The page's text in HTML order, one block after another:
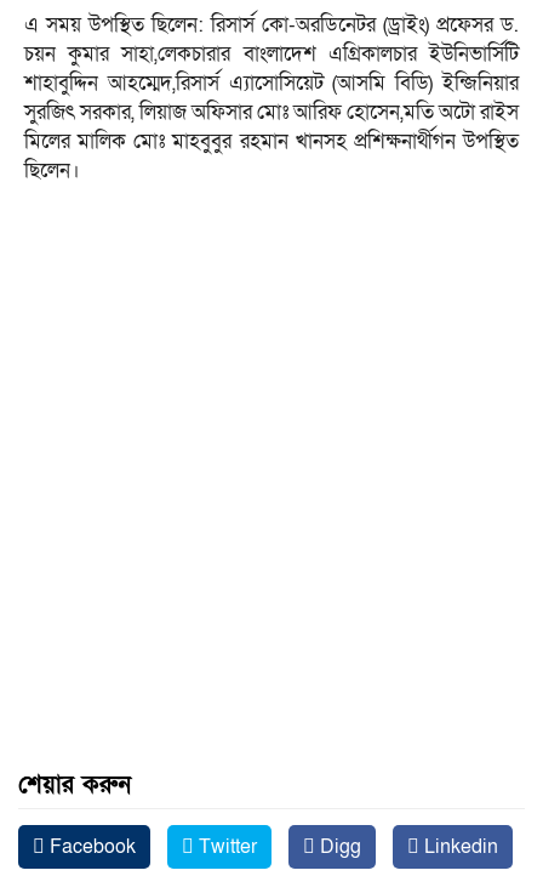
এ সময় উপস্থিত ছিলেন: রিসার্স কো-অরডিনেটর (ড্রাইং) প্রফেসর ড.
চয়ন কুমার সাহা,লেকচারার বাংলাদেশ এগ্রিকালচার ইউনিভার্সিটি
শাহাবুদ্দিন আহম্মেদ,রিসার্স এ্যাসোসিয়েট (আসমি বিডি) ইন্জিনিয়ার
সুরজিৎ সরকার, লিয়াজ অফিসার মোঃ আরিফ হোসেন,মতি অটো রাইস
মিলের মালিক মোঃ মাহবুবুর রহমান খানসহ প্রশিক্ষনার্থীগন উপস্থিত
ছিলেন।
শেয়ার করুন
Facebook Twitter Digg
Linkedin